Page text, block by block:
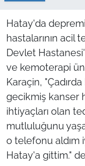
Hatay'da
hastalarının acil
Devlet
ve kemoterapi
Karaçin,
gecikmiş kanser
ihtiyaçları olan
mutluluğunu
o telefonu aldım
Hatay'a gittim."